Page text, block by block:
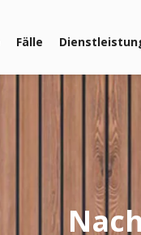
Fälle